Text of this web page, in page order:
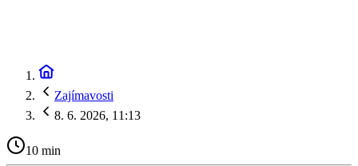
Zajímavosti
8. 6. 2026, 11:13
10 min